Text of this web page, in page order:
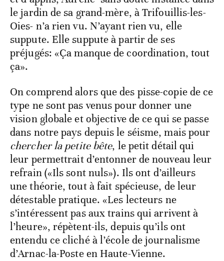
le jardin de sa grand-mère, à Trifouillis-les-
Oies- n’a rien vu. N’ayant rien vu, elle
suppute. Elle suppute à partir de ses
préjugés: «Ça manque de coordination, tout
ça».
On comprend alors que des pisse-copie de ce
type ne sont pas venus pour donner une
vision globale et objective de ce qui se passe
dans notre pays depuis le séisme, mais pour
chercher la petite bête, le petit détail qui
leur permettrait d’entonner de nouveau leur
refrain («Ils sont nuls»). Ils ont d’ailleurs
une théorie, tout à fait spécieuse, de leur
détestable pratique. «Les lecteurs ne
s’intéressent pas aux trains qui arrivent à
l’heure», répètent-ils, depuis qu’ils ont
entendu ce cliché à l’école de journalisme
d’Arnac-la-Poste en Haute-Vienne.